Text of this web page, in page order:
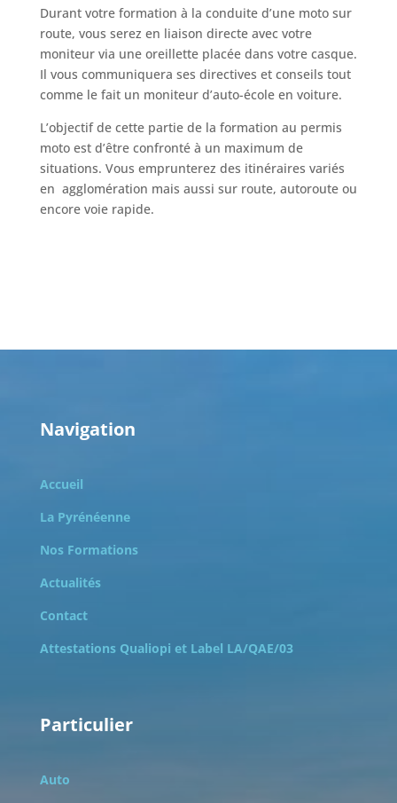
Durant votre formation à la conduite d’une moto sur
route, vous serez en liaison directe avec votre
moniteur via une oreillette placée dans votre casque.
Il vous communiquera ses directives et conseils tout
comme le fait un moniteur d’auto-école en voiture.
L’objectif de cette partie de la formation au permis
moto est d’être confronté à un maximum de
situations. Vous emprunterez des itinéraires variés
en agglomération mais aussi sur route, autoroute ou
encore voie rapide.
Navigation
Accueil
La Pyrénéenne
Nos Formations
Actualités
Contact
Attestations Qualiopi et Label LA/QAE/03
Particulier
Auto